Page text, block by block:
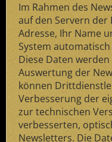
Im Rahmen des
auf den Servern
Adresse, Ihr Name
System
Diese Daten
Auswertung der
können
Verbesserung der
zur technischen
verbesserten,
Newsletters. Die